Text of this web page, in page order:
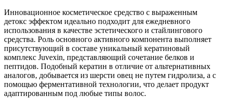
Инновационное косметическое средство с выраженным
детокс эффектом идеально подходит для ежедневного
использования в качестве эстетического и стайлингового
средства. Роль основного активного компонента выполняет
присутствующий в составе уникальный кератиновый
комплекс Juvexin, представляющий сочетание белков и
пептидов. Подобный кератин в отличие от альтернативных
аналогов, добывается из шерсти овец не путем гидролиза, а с
помощью ферментативной технологии, что делает продукт
адаптированным под любые типы волос.